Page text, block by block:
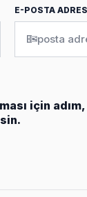
E-POSTA
✉
için